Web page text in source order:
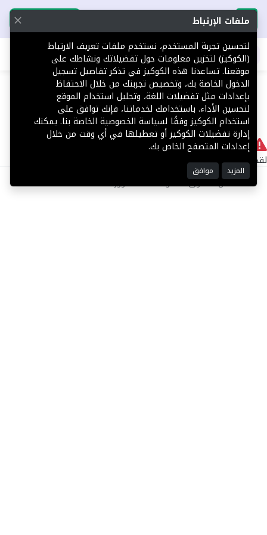
تحميل التطبيق تحميل التطبيق
اطلب عقارك
404 لا يوجد
لقد حدث خطأ داخلي أثناء معالجة طلبك.
©2025 كل الحقوق محفوظة منصة توور
ملفات الإرتباط
لتحسين تجربة المستخدم، نستخدم ملفات تعريف الارتباط
(الكوكيز) لتخزين معلومات حول تفضيلاتك ونشاطك على
موقعنا. تساعدنا هذه الكوكيز في تذكر تفاصيل تسجيل
الدخول الخاصة بك، وتخصيص تجربتك من خلال الاحتفاظ
بإعدادات مثل تفضيلات اللغة، وتحليل استخدام الموقع
لتحسين الأداء. باستخدامك لخدماتنا، فإنك توافق على
استخدام الكوكيز وفقًا لسياسة الخصوصية الخاصة بنا. يمكنك
إدارة تفضيلات الكوكيز أو تعطيلها في أي وقت من خلال
إعدادات المتصفح الخاص بك.
المزيد موافق